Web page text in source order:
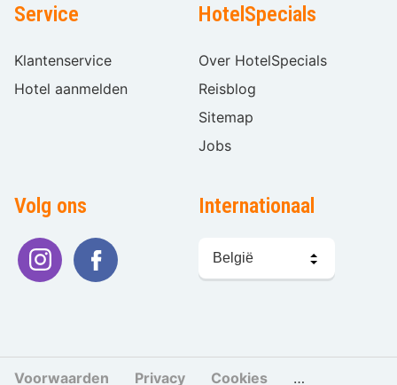
Service
Klantenservice
Hotel aanmelden
HotelSpecials
Over HotelSpecials
Reisblog
Sitemap
Jobs
Volg ons Internationaal
kiezen
Voorwaarden Privacy Cookies Cookies